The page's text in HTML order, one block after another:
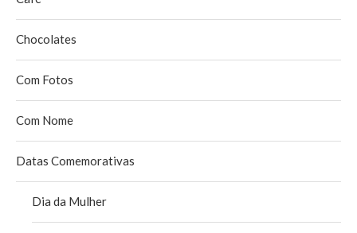
Chocolates
Com Fotos
Com Nome
Datas Comemorativas
Dia da Mulher